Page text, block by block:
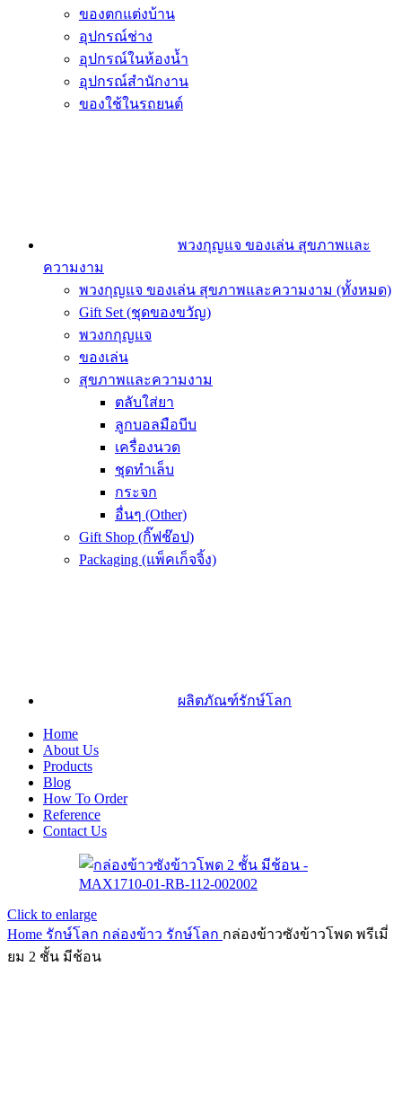
ของตกแต่งบ้าน
อุปกรณ์ช่าง
อุปกรณ์ในห้องน้ำ
อุปกรณ์สำนักงาน
ของใช้ในรถยนต์
พวงกุญแจ ของเล่น สุขภาพและ
ความงาม
พวงกุญแจ ของเล่น สุขภาพและความงาม (ทั้งหมด)
Gift Set (ชุดของขวัญ)
พวงกกุญแจ
ของเล่น
สุขภาพและความงาม
ตลับใส่ยา
ลูกบอลมือบีบ
เครื่องนวด
ชุดทำเล็บ
กระจก
อื่นๆ (Other)
Gift Shop (กิ๊ฟช๊อป)
Packaging (แพ็คเก็จจิ้ง)
ผลิตภัณฑ์รักษ์โลก
Home
About Us
Products
Blog
How To Order
Reference
Contact Us
Click to enlarge
Home รักษ์โลก กล่องข้าว รักษ์โลก กล่องข้าวซังข้าวโพด พรีเมี่
ยม 2 ชั้น มีช้อน